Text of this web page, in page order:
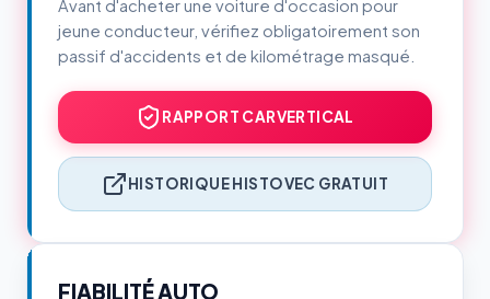
Avant d'acheter une voiture d'occasion pour
jeune conducteur, vérifiez obligatoirement son
passif d'accidents et de kilométrage masqué.
RAPPORT CARVERTICAL
HISTORIQUE HISTOVEC GRATUIT
FIABILITÉ AUTO